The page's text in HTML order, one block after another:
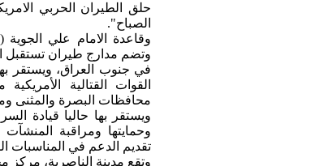
حلق الطيران الحربي
الصباح".
وتضم مدارج طيران تستقبل
القوات القتالية
محافظات البصرة والمثنى
وحمايتها ومراقبة
تقديم الدعم في المناسبات
وتقع مدينة الناصرية، مركز محافظة ذي